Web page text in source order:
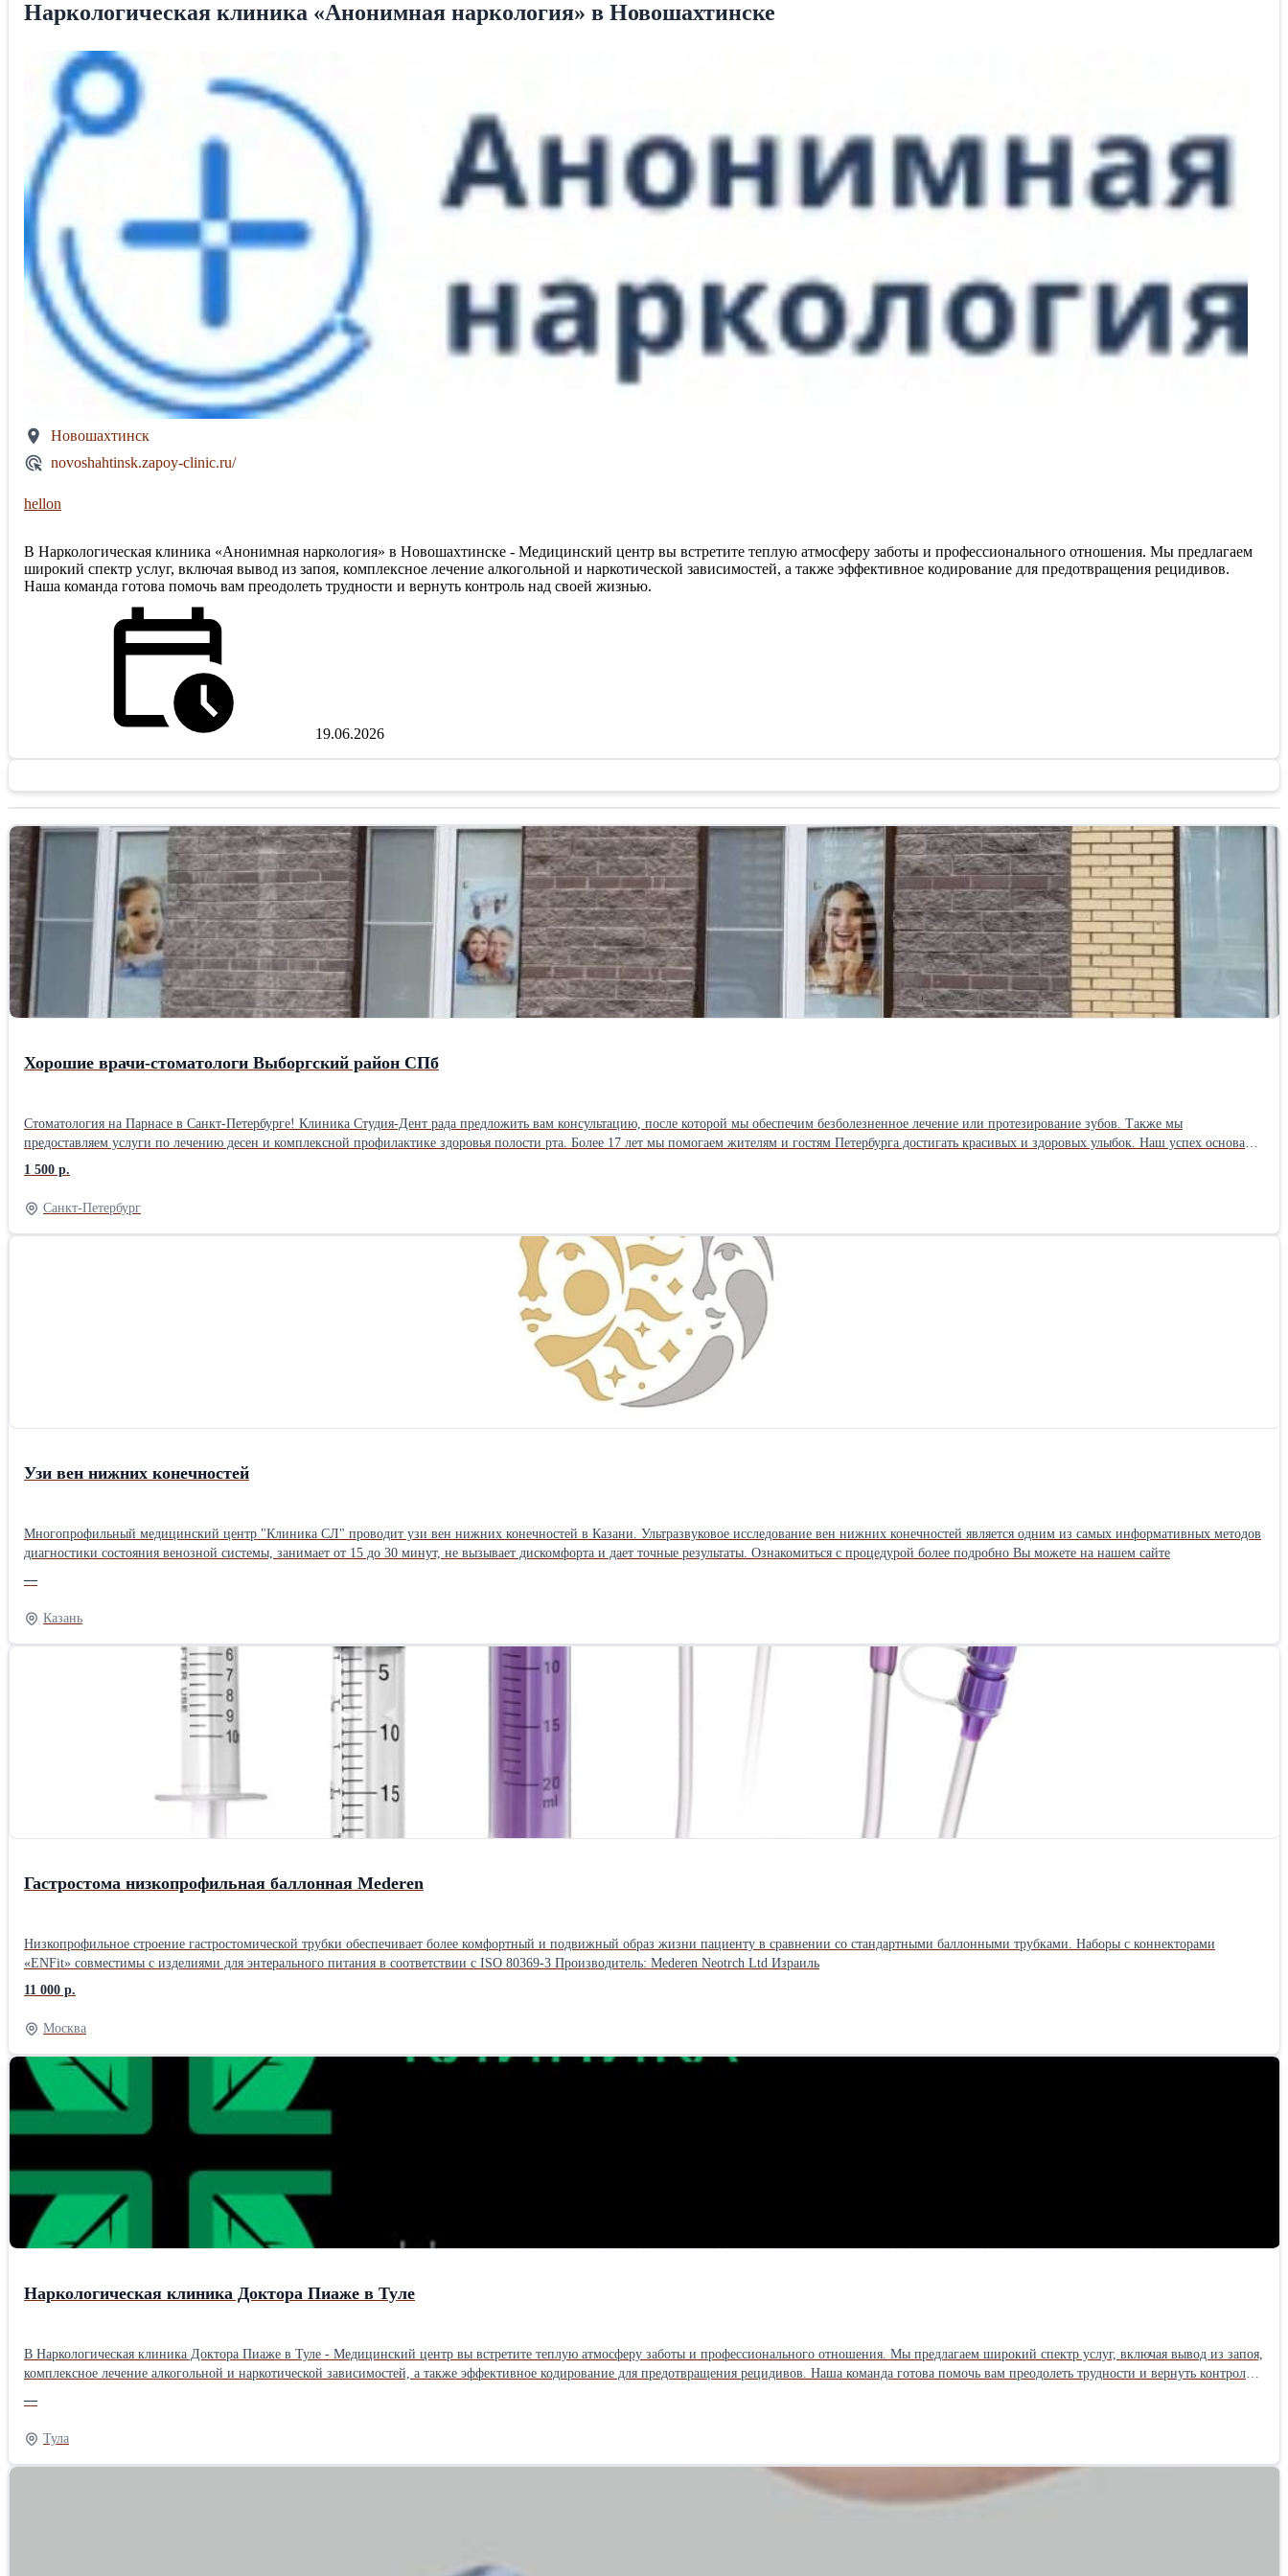
Наркологическая клиника «Анонимная наркология» в Новошахтинске
Новошахтинск
novoshahtinsk.zapoy-clinic.ru/
hellon
В Наркологическая клиника «Анонимная наркология» в Новошахтинске - Медицинский центр вы встретите теплую атмосферу заботы и профессионального отношения. Мы предлагаем
широкий спектр услуг, включая вывод из запоя, комплексное лечение алкогольной и наркотической зависимостей, а также эффективное кодирование для предотвращения рецидивов.
Наша команда готова помочь вам преодолеть трудности и вернуть контроль над своей жизнью.
19.06.2026
Хорошие врачи-стоматологи Выборгский район СПб
Стоматология на Парнасе в Санкт-Петербурге! Клиника Студия-Дент рада предложить вам консультацию, после которой мы обеспечим безболезненное лечение или протезирование зубов. Также мы
предоставляем услуги по лечению десен и комплексной профилактике здоровья полости рта. Более 17 лет мы помогаем жителям и гостям Петербурга достигать красивых и здоровых улыбок. Наш успех основан
на команде высококвалифицированных специалистов, отобранных главным врачом, а также на использовании современного оборудования в каждом кабинете. В нашем спектре услуг: лечение, удаление,
протезирование, имплантация, отбеливание зубов и многое другое! Звоните и записывайтесь на прием прямо сейчас! Не откладывайте заботу о своих зубах — любое промедление может привести к серьезным
1 500 р.
Санкт-Петербург
Узи вен нижних конечностей
Многопрофильный медицинский центр "Клиника СЛ" проводит узи вен нижних конечностей в Казани. Ультразвуковое исследование вен нижних конечностей является одним из самых информативных методов
диагностики состояния венозной системы, занимает от 15 до 30 минут, не вызывает дискомфорта и дает точные результаты. Ознакомиться с процедурой более подробно Вы можете на нашем сайте
—
Казань
Гастростома низкопрофильная баллонная Mederen
Низкопрофильное строение гастростомической трубки обеспечивает более комфортный и подвижный образ жизни пациенту в сравнении со стандартными баллонными трубками. Наборы с коннекторами
«ENFit» совместимы с изделиями для энтерального питания в соответствии с ISO 80369-3 Производитель: Mederen Neotrch Ltd Израиль
11 000 р.
Москва
Наркологическая клиника Доктора Пиаже в Туле
В Наркологическая клиника Доктора Пиаже в Туле - Медицинский центр вы встретите теплую атмосферу заботы и профессионального отношения. Мы предлагаем широкий спектр услуг, включая вывод из запоя,
комплексное лечение алкогольной и наркотической зависимостей, а также эффективное кодирование для предотвращения рецидивов. Наша команда готова помочь вам преодолеть трудности и вернуть контроль
—
Тула